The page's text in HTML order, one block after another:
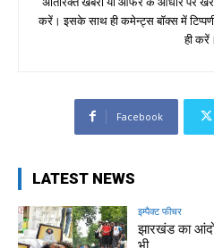
करें। इसके साथ ही कमेन्ट्स बॉक्स में
ही करें।
Facebook
LATEST NEWS
इम्पैक्ट फीचर
झारखंड का